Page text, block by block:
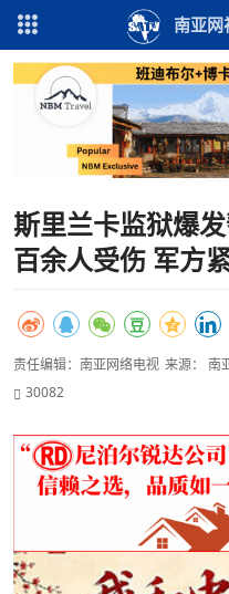
南亚网
斯里兰卡监狱爆
百余人受伤 军方
责任编辑：南亚网络电视 来源： 南
30082